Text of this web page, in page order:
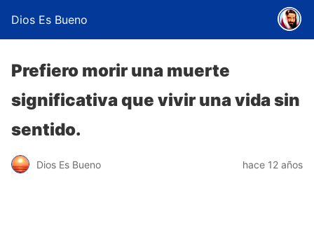
Dios Es Bueno
Prefiero morir una muerte
significativa que vivir una vida sin
sentido.
Dios Es Bueno hace 12 años